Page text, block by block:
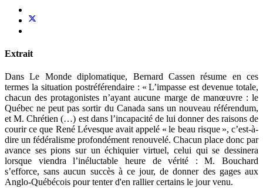
Extrait
Dans Le Monde diplomatique, Bernard Cassen résume en ces
termes la situation postréférendaire : « L’impasse est devenue totale,
chacun des protagonistes n’ayant aucune marge de manœuvre : le
Québec ne peut pas sortir du Canada sans un nouveau référendum,
et M. Chrétien (…) est dans l’incapacité de lui donner des raisons de
courir ce que René Lévesque avait appelé « le beau risque », c’est-à-
dire un fédéralisme profondément renouvelé. Chacun place donc par
avance ses pions sur un échiquier virtuel, celui qui se dessinera
lorsque viendra l’inéluctable heure de vérité : M. Bouchard
s’efforce, sans aucun succès à ce jour, de donner des gages aux
Anglo-Québécois pour tenter d'en rallier certains le jour venu.